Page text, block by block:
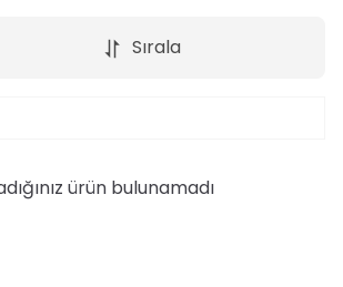
Sırala
ürün bulunamadı